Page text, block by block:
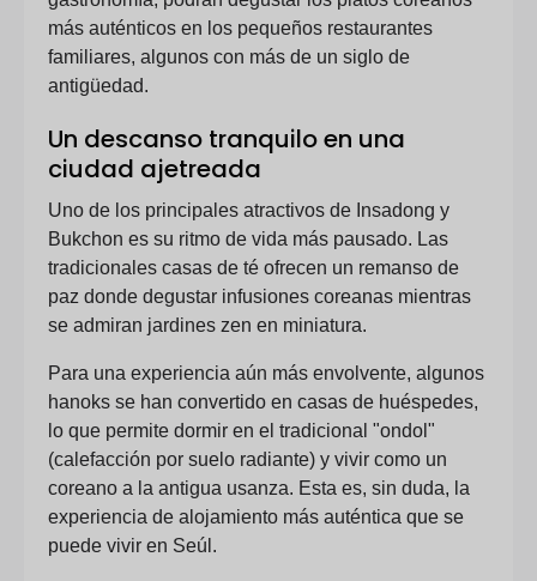
más auténticos en los pequeños restaurantes
familiares, algunos con más de un siglo de
antigüedad.
Un descanso tranquilo en una
ciudad ajetreada
Uno de los principales atractivos de Insadong y
Bukchon es su ritmo de vida más pausado. Las
tradicionales casas de té ofrecen un remanso de
paz donde degustar infusiones coreanas mientras
se admiran jardines zen en miniatura.
Para una experiencia aún más envolvente, algunos
hanoks se han convertido en casas de huéspedes,
lo que permite dormir en el tradicional "ondol"
(calefacción por suelo radiante) y vivir como un
coreano a la antigua usanza. Esta es, sin duda, la
experiencia de alojamiento más auténtica que se
puede vivir en Seúl.